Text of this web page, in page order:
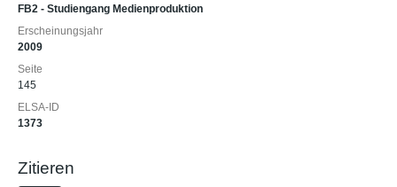
FB2 - Studiengang Medienproduktion
Erscheinungsjahr
2009
Seite
145
ELSA-ID
1373
Zitieren